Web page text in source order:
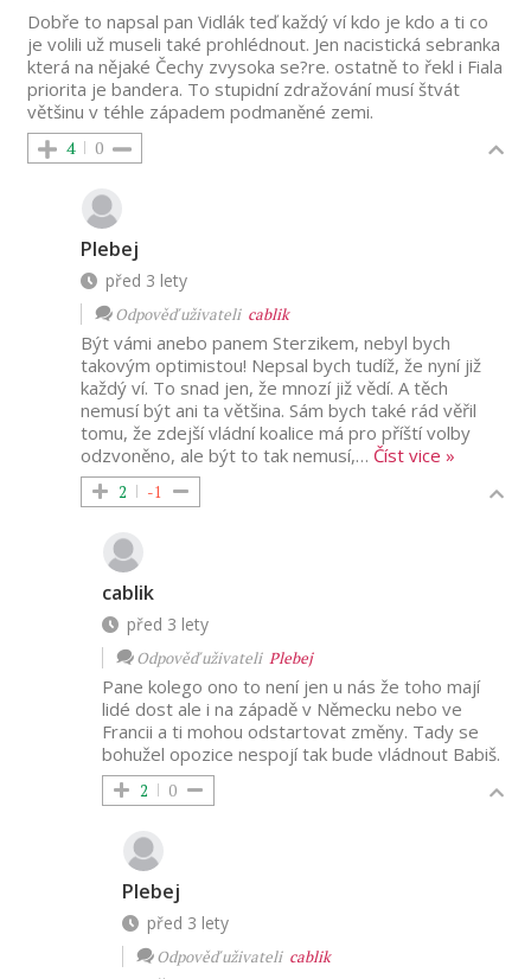
Dobře to napsal pan Vidlák teď každý ví kdo je kdo a ti co
je volili už museli také prohlédnout. Jen nacistická sebranka
která na nějaké Čechy zvysoka se?re. ostatně to řekl i Fiala
priorita je bandera. To stupidní zdražování musí štvát
většinu v téhle západem podmaněné zemi.
4 0
Plebej
před 3 lety
Odpověď uživateli cablik
Být vámi anebo panem Sterzikem, nebyl bych
takovým optimistou! Nepsal bych tudíž, že nyní již
každý ví. To snad jen, že mnozí již vědí. A těch
nemusí být ani ta většina. Sám bych také rád věřil
tomu, že zdejší vládní koalice má pro příští volby
odzvoněno, ale být to tak nemusí,… Číst vice »
2 -1
cablik
před 3 lety
Odpověď uživateli Plebej
Pane kolego ono to není jen u nás že toho mají
lidé dost ale i na západě v Německu nebo ve
Francii a ti mohou odstartovat změny. Tady se
bohužel opozice nespojí tak bude vládnout Babiš.
2 0
Plebej
před 3 lety
Odpověď uživateli cablik